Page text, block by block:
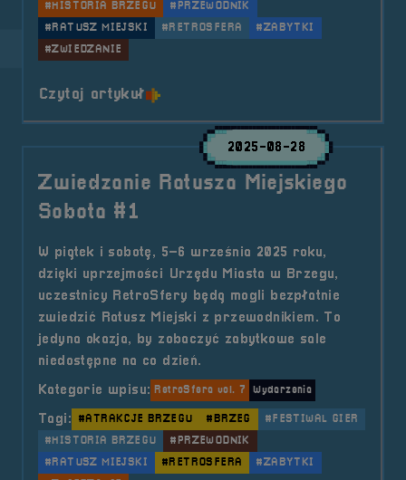
#HISTORIA BRZEGU
#PRZEWODNIK
#RATUSZ MIEJSKI
#RETROSFERA
#ZABYTKI
#ZWIEDZANIE
Czytaj artykuło tytule Zwiedzanie Ratusza
2025-08-28
Zwiedzanie Ratusza Miejskiego
Sobota #1
W piątek i sobotę, 5–6 września 2025 roku,
dzięki uprzejmości Urzędu Miasta w Brzegu,
uczestnicy RetroSfery będą mogli bezpłatnie
zwiedzić Ratusz Miejski z przewodnikiem. To
jedyna okazja, by zobaczyć zabytkowe sale
niedostępne na co dzień.
Kategorie wpisu: RetroSfera vol. 7 Wydarzenia
Tagi: #ATRAKCJE BRZEGU #BRZEG
#FESTIWAL GIER
#HISTORIA BRZEGU
#PRZEWODNIK
#RATUSZ MIEJSKI
#RETROSFERA
#ZABYTKI